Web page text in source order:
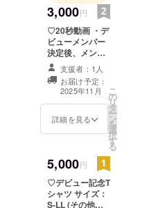
3,000円
♡20秒動画 ・デ
ビューメンバー
決定後、メン
バー全員から20
秒動画が届きま
す ・ニックネー
ム、TwitterIDを
備考欄にご記入
ください
支援者：1人
お届け予定：
2025年11月
詳細を見る
こ
の
リ
タ
ー
ン
を
選
択
す
る
5,000円
♡デビュー記念T
シャツ サイズ：
S-LL (その他サ